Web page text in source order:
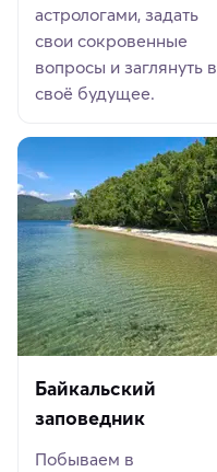
астрологами, задать
свои сокровенные
вопросы и заглянуть в
своё будущее.
Байкальский
заповедник
Побываем в